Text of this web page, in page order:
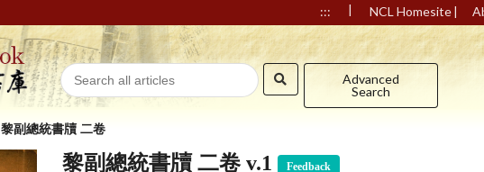
::: | NCL Homesite|
Advanced
Search
黎副總統書牘 二卷
黎副總統書牘 二卷 v.1 Feedback